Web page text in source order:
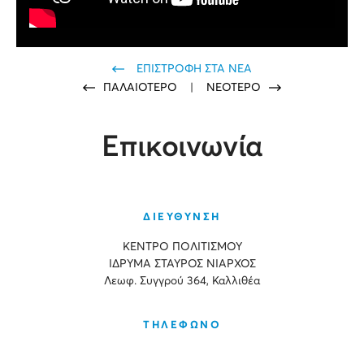
ΕΠΙΣΤΡΟΦΗ ΣΤΑ ΝΕΑ
ΠΑΛΑΙΟΤΕΡΟ
ΝΕΟΤΕΡΟ
Επικοινωνία
ΔΙΕΥΘΥΝΣΗ
ΚΕΝΤΡΟ ΠΟΛΙΤΙΣΜΟΥ
ΙΔΡΥΜΑ ΣΤΑΥΡΟΣ ΝΙΑΡΧΟΣ
Λεωφ. Συγγρού 364, Καλλιθέα
ΤΗΛΕΦΩΝΟ